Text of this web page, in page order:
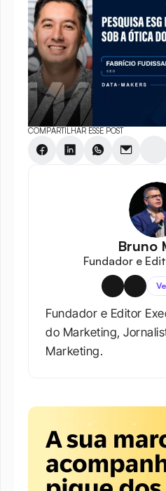
COMPARTILHAR ESSE POST
Bruno
Fundador e
Fundador e Editor
do Marketing,
Marketing.